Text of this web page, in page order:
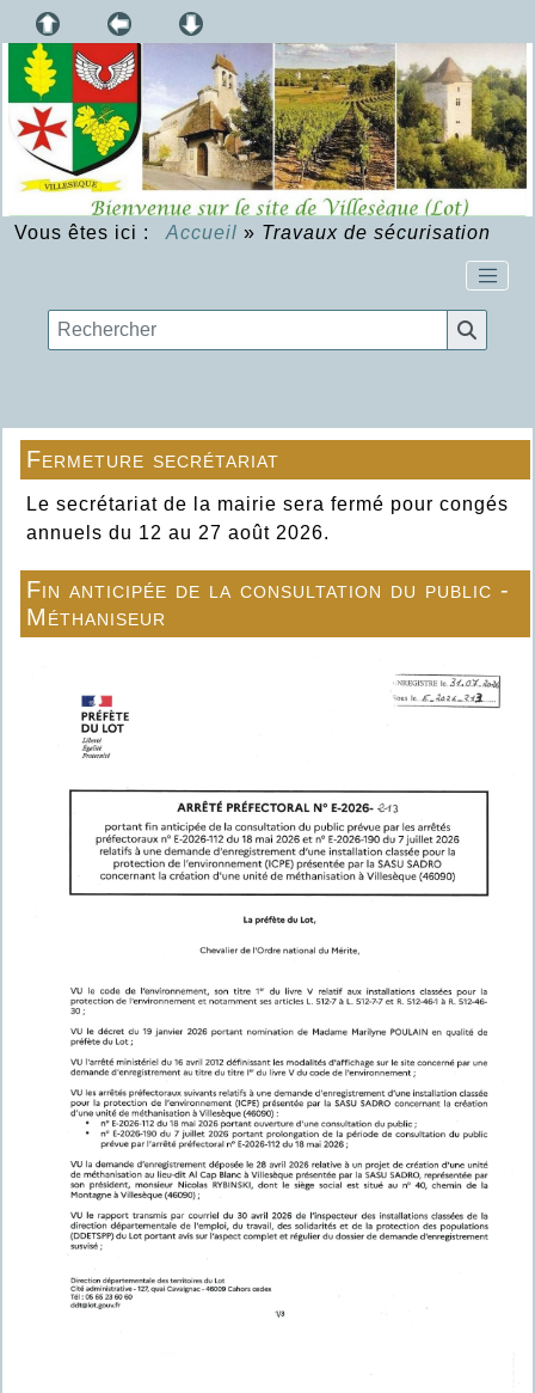
Vous êtes ici : Accueil » Travaux de sécurisation
Fermeture secrétariat
Le secrétariat de la mairie sera fermé pour congés
annuels du 12 au 27 août 2026.
Fin anticipée de la consultation du public -
Méthaniseur